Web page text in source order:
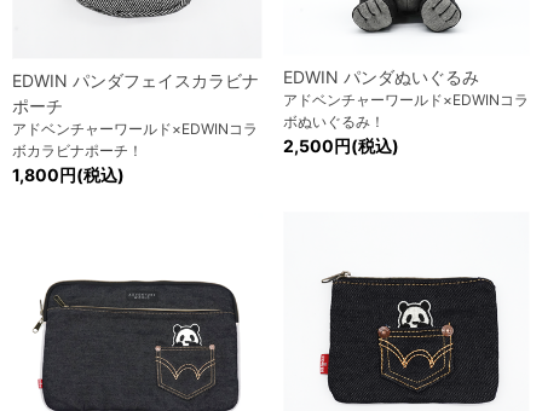
EDWIN パンダフェイスカラビナ
ポーチ
アドベンチャーワールド×EDWINコラ
ボカラビナポーチ！
1,800円(税込)
EDWIN パンダぬいぐるみ
アドベンチャーワールド×EDWINコラ
ボぬいぐるみ！
2,500円(税込)